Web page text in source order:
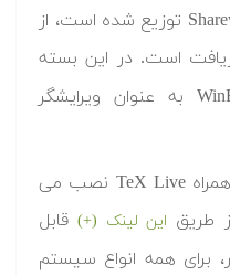
نرم افزار که به صورت Shareware توزیع شده است، از
است. در این بسته
آموزشی، از نرم افزار WinEdt به عنوان ویرایشگر
نرم افزار Texmaker، که به همراه TeX Live نصب می
طریق این لینک (+)قابل
برای همه انواع سیستم